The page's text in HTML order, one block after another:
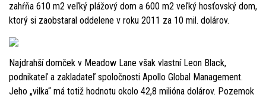
zahŕňa 610 m2 veľký plážový dom a 600 m2 veľký hosťovský dom,
ktorý si zaobstaral oddelene v roku 2011 za 10 mil. dolárov.
Najdrahší domček v Meadow Lane však vlastní Leon Black,
podnikateľ a zakladateľ spoločnosti Apollo Global Management.
Jeho „vilka“ má totiž hodnotu okolo 42,8 milióna dolárov. Pozemok